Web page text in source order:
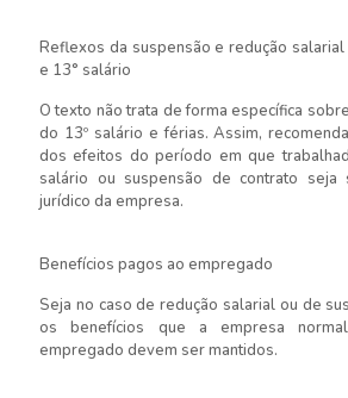
Reflexos da suspensão e redução salarial
e 13° salário
O texto não trata de forma específica
do 13º salário e férias. Assim,
dos efeitos do período em que
salário ou suspensão de contrato seja
jurídico da empresa.
Benefícios pagos ao empregado
Seja no caso de redução salarial ou de
os benefícios que a empresa
empregado devem ser mantidos.